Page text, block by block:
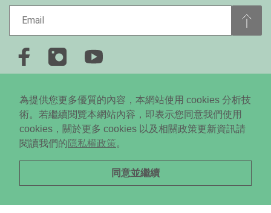
為提供您更多優質的內容，本網站使用 cookies 分析技
術。若繼續閱覽本網站內容，即表示您同意我們使用
cookies，關於更多 cookies 以及相關政策更新資訊請
閱讀我們的隱私權政策。
同意並繼續
台北市大安區忠孝東路四段310號5樓
Copyright © 2024 Daodi New Media All RightsReserved. ©
未經授權．不得轉載